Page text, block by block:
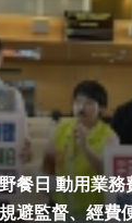
支 多位民進
避監督、經費